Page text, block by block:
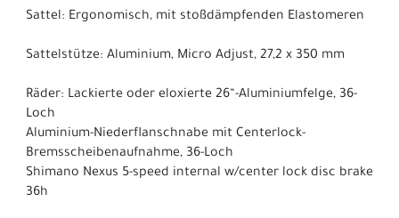
Sattel: Ergonomisch, mit stoßdämpfenden Elastomeren
Sattelstütze: Aluminium, Micro Adjust, 27,2 x 350 mm
Räder: Lackierte oder eloxierte 26“-Aluminiumfelge, 36-
Loch
Aluminium-Niederflanschnabe mit Centerlock-
Bremsscheibenaufnahme, 36-Loch
Shimano Nexus 5-speed internal w/center lock disc brake
36h